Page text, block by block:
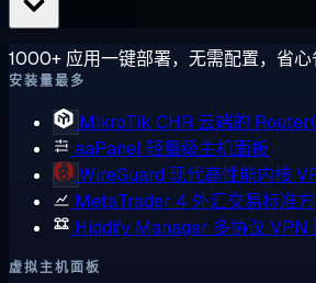
1000+ 应用一键部署，无需配置，省心
安装量最多
MikroTik CHR 云端的
aaPanel轻量级主机面板
WireGuard 现代高性能内核
MetaTrader 4 外汇交易标准
Hiddify Manager 多协议 VPN
虚拟主机面板